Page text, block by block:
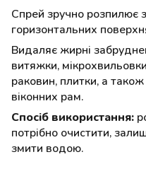
Спрей зручно розпилює
горизонтальних
Видаляє жирні
витяжки,
раковин, плитки, а
віконних рам.
Спосіб використання:
потрібно очистити,
змити водою.